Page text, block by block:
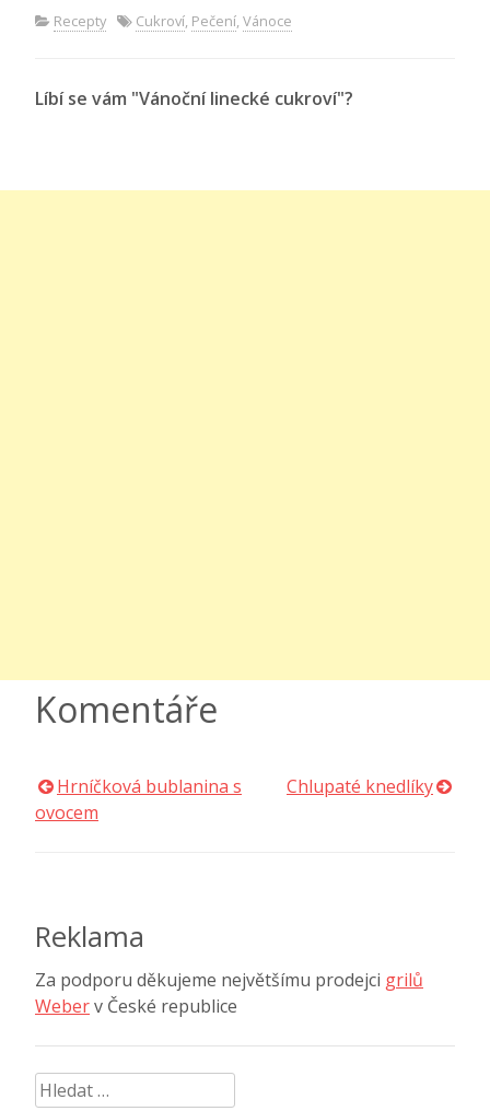
Recepty Cukroví, Pečení, Vánoce
Líbí se vám "Vánoční linecké cukroví"?
Komentáře
Navigace
Hrníčková bublanina s
ovocem
Chlupaté knedlíky
Reklama
Za podporu děkujeme největšímu prodejci grilů
Weberv České republice
Vyhledávání